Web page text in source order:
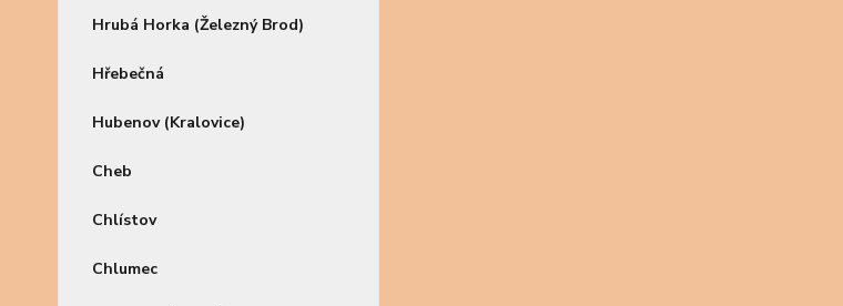
Hrubá Horka (Železný Brod)
Hřebečná
Hubenov (Kralovice)
Cheb
Chlístov
Chlumec